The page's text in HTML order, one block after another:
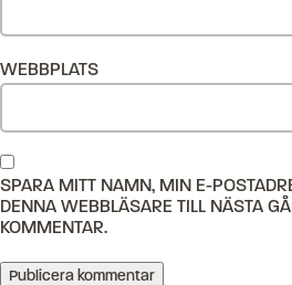
WEBBPLATS
SPARA MITT NAMN, MIN E-
DENNA WEBBLÄSARE TILL NÄSTA
KOMMENTAR.